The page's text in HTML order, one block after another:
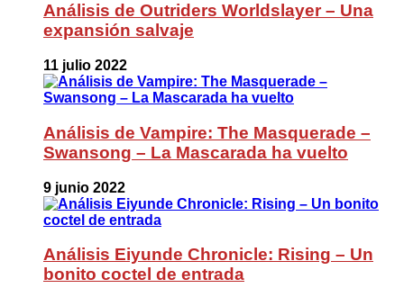
Análisis de Outriders Worldslayer – Una
expansión salvaje
11 julio 2022
Análisis de Vampire: The Masquerade –
Swansong – La Mascarada ha vuelto
9 junio 2022
Análisis Eiyunde Chronicle: Rising – Un
bonito coctel de entrada